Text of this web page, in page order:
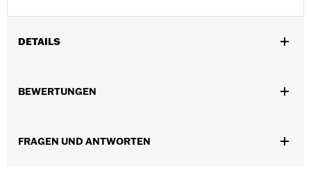
DETAILS
Funktionsmerkmale:
BelÃ¼ftet
Material:Mesh, Polyester
BEWERTUNGEN
FRAGEN UND ANTWORTEN